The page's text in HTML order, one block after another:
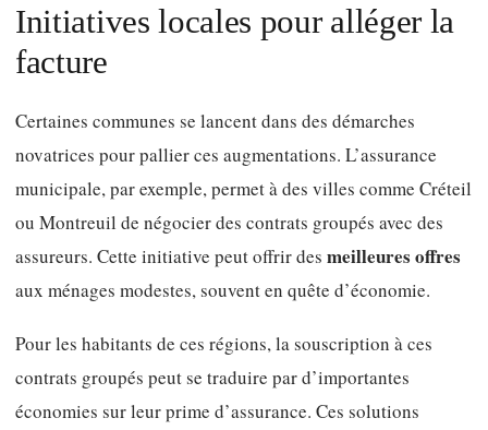
Initiatives locales pour alléger la
facture
Certaines communes se lancent dans des démarches
novatrices pour pallier ces augmentations. L’assurance
municipale, par exemple, permet à des villes comme Créteil
ou Montreuil de négocier des contrats groupés avec des
assureurs. Cette initiative peut offrir des meilleures offres
aux ménages modestes, souvent en quête d’économie.
Pour les habitants de ces régions, la souscription à ces
contrats groupés peut se traduire par d’importantes
économies sur leur prime d’assurance. Ces solutions